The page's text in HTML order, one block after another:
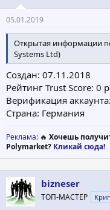
05.01.2019
Открытая информации
Systems Ltd)
Создан: 07.11.2018
Рейтинг Trust Score: 0
Верификация
Страна: Германия
Реклама: 🔥 Хочешь
Polymarket? Кликай сюда!
bizneser
ТОП-МАСТЕР